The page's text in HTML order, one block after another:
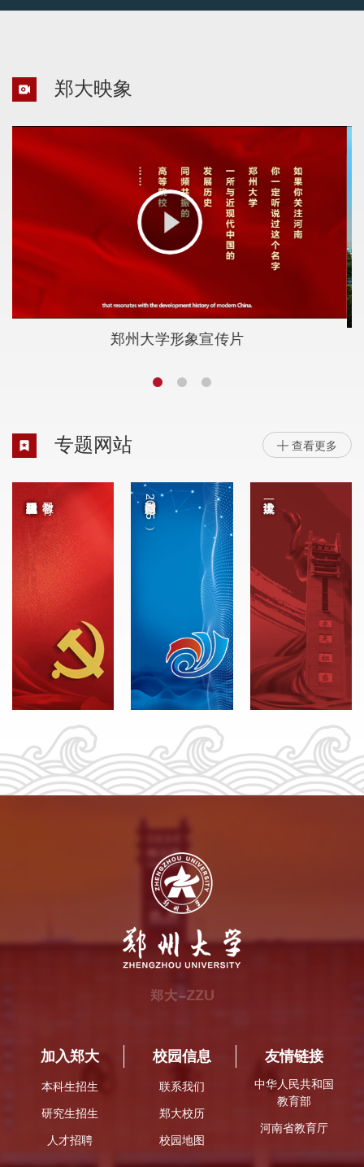
郑大映象
郑州大学形象宣传片
专题网站  查看更多
中国国际大学生创新大赛（2025）
加入郑大
本科生招生
研究生招生
人才招聘
校园信息
联系我们
郑大校历
校园地图
友情链接
中华人民共和国
教育部
河南省教育厅